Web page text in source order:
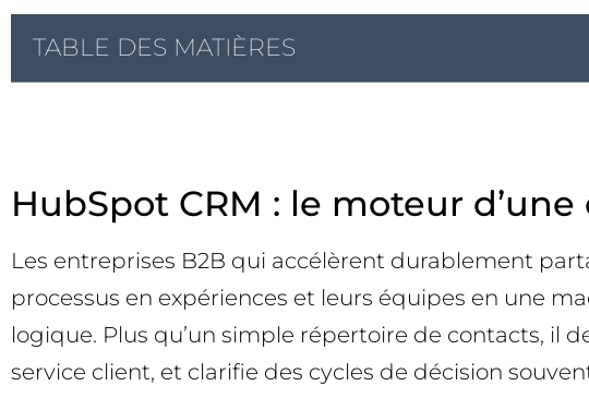
TABLE DES MATIÈRES
HubSpot CRM : le moteur
Les entreprises B2B qui accélèrent durablement
processus en expériences et leurs équipes en une
logique. Plus qu’un simple répertoire de contacts, il
service client, et clarifie des cycles de décision